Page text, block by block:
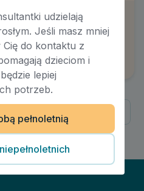
z emocjami i
/1
udzielają
Jeśli masz mniej
Cię do kontaktu z
dzieciom i
lepiej
potrzeb.
pełnoletnią